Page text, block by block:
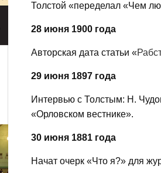
Толстой «переделал «Чем
28 июня 1900 года
Авторская дата статьи «
29 июня 1897 года
Интервью с Толстым: Н.
«Орловском вестнике».
30 июня 1881 года
Начат очерк «Что я?» для